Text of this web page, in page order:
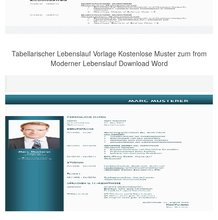
Tabellarischer Lebenslauf Vorlage Kostenlose Muster zum from
Moderner Lebenslauf Download Word